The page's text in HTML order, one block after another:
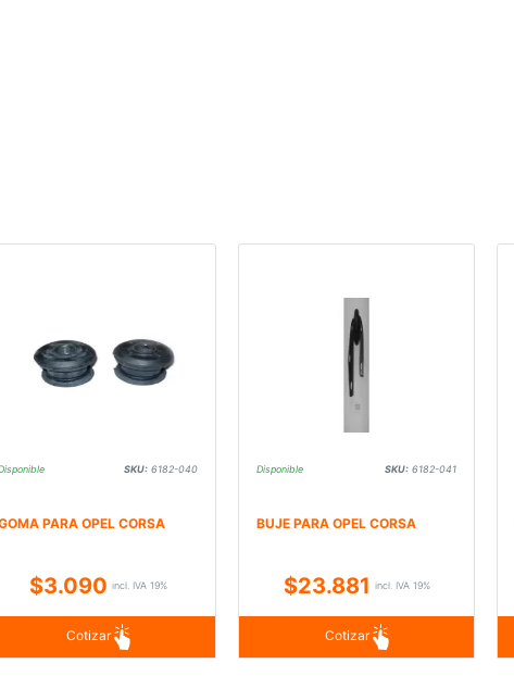
SKU: 6182-040
PARA OPEL CORSA
$3.090 incl. IVA 19%
Cotizar
Disponible SKU: 6182-041
BUJE PARA OPEL CORSA
$23.881 incl. IVA 19%
Cotizar